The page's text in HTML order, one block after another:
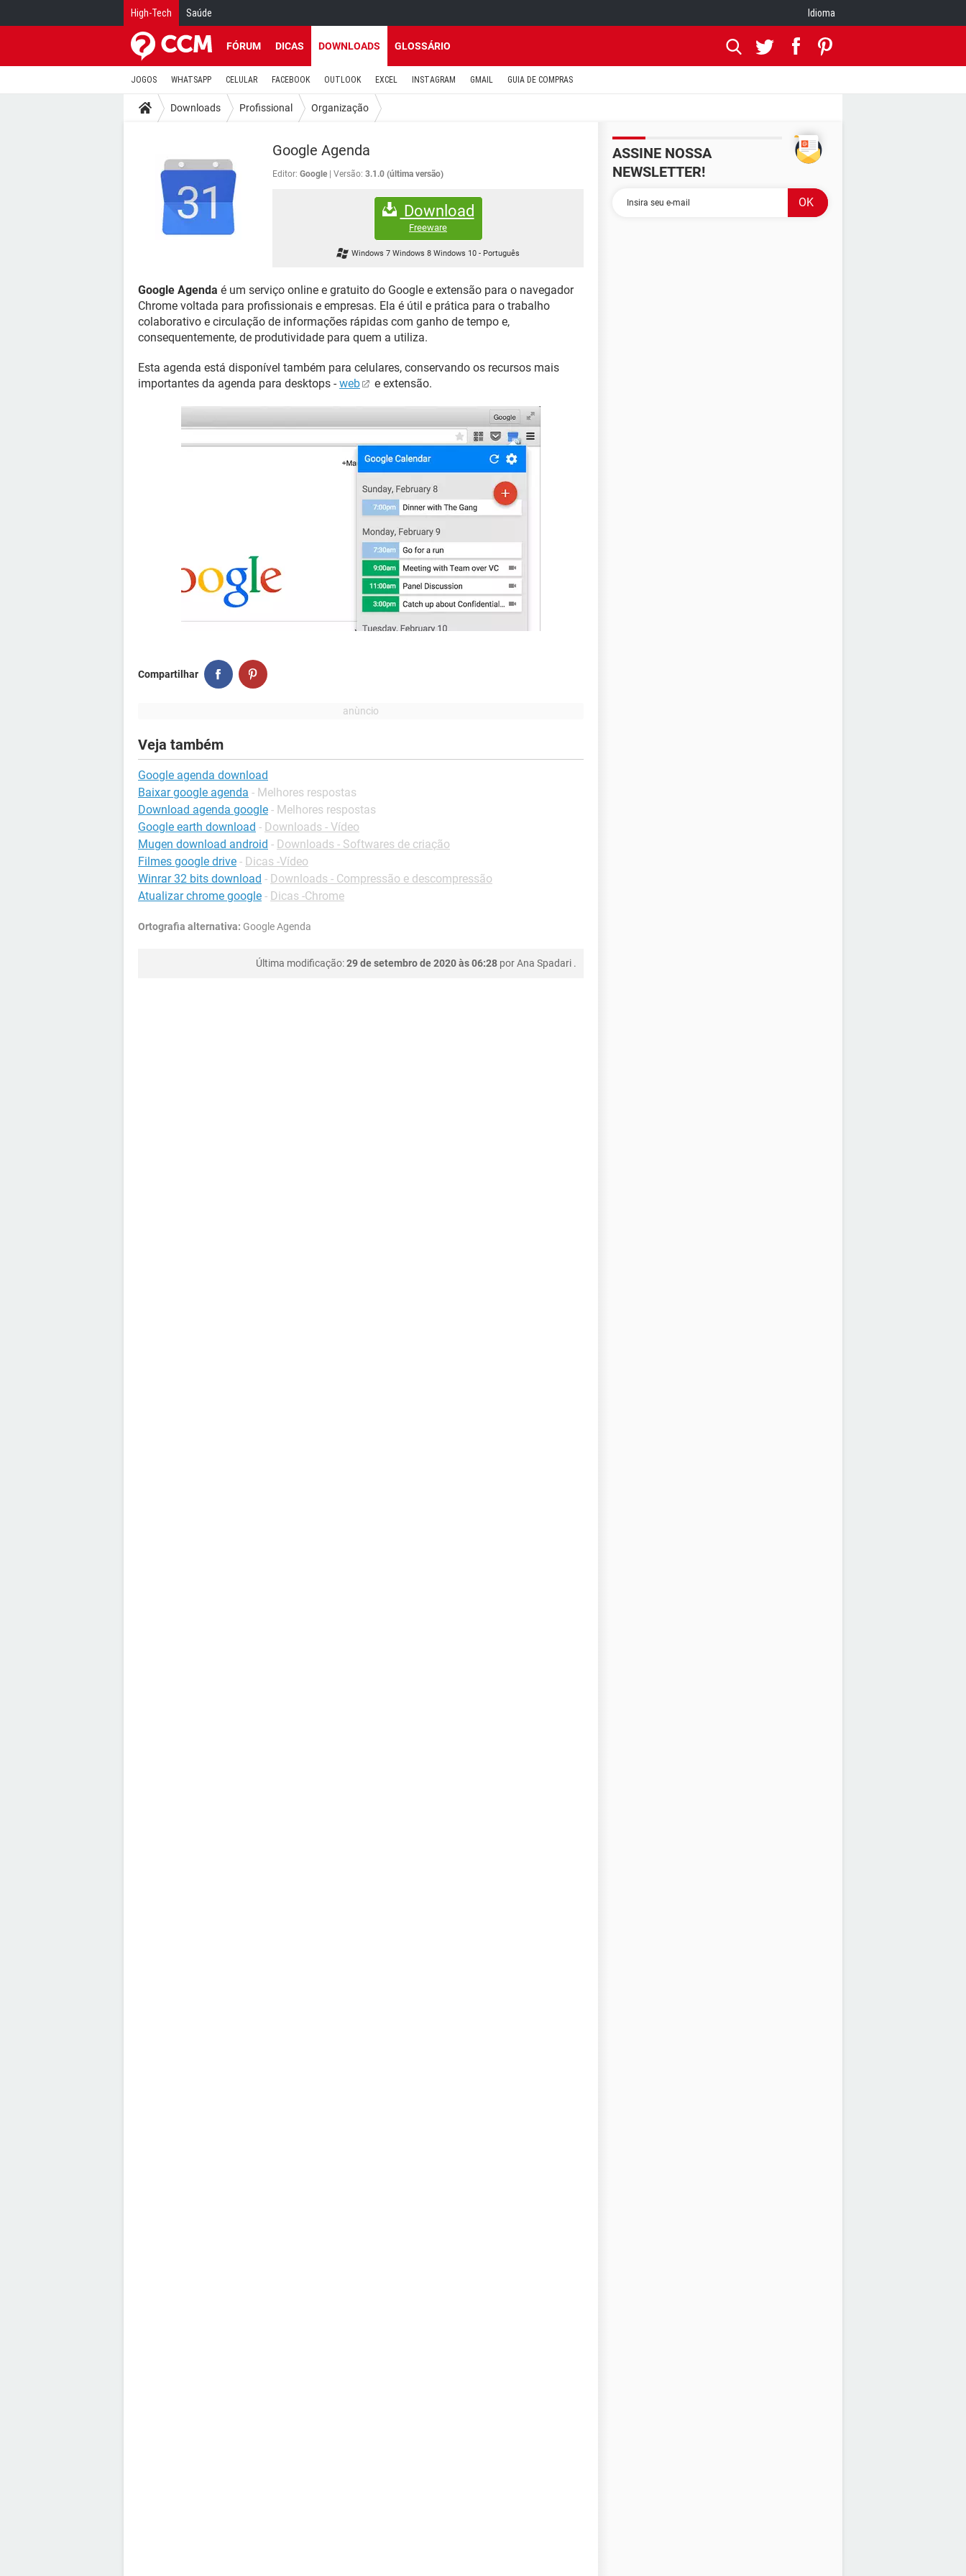
High-Tech Saúde Idioma
FÓRUM DICAS DOWNLOADS GLOSSÁRIO
JOGOS WHATSAPP CELULAR FACEBOOK OUTLOOK EXCEL INSTAGRAM GMAIL GUIA DE COMPRAS
Downloads Profissional Organização
Google Agenda
Editor: Google Versão: 3.1.0 (última versão)
Download
Freeware
Windows 7 Windows 8 Windows 10 - Português
Google Agenda é um serviço online e gratuito do Google e extensão para o navegador
Chrome voltada para profissionais e empresas. Ela é útil e prática para o trabalho
colaborativo e circulação de informações rápidas com ganho de tempo e,
consequentemente, de produtividade para quem a utiliza.
Esta agenda está disponível também para celulares, conservando os recursos mais
importantes da agenda para desktops - web e extensão.
Compartilhar
Veja também
Google agenda download
Baixar google agenda - Melhores respostas
Download agenda google - Melhores respostas
Google earth download - Downloads - Vídeo
Mugen download android - Downloads - Softwares de criação
Filmes google drive - Dicas -Vídeo
Winrar 32 bits download - Downloads - Compressão e descompressão
Atualizar chrome google - Dicas -Chrome
Ortografia alternativa: Google Agenda
Última modificação:29 de setembro de 2020 às 06:28 porAna Spadari .
ASSINE NOSSA
NEWSLETTER!